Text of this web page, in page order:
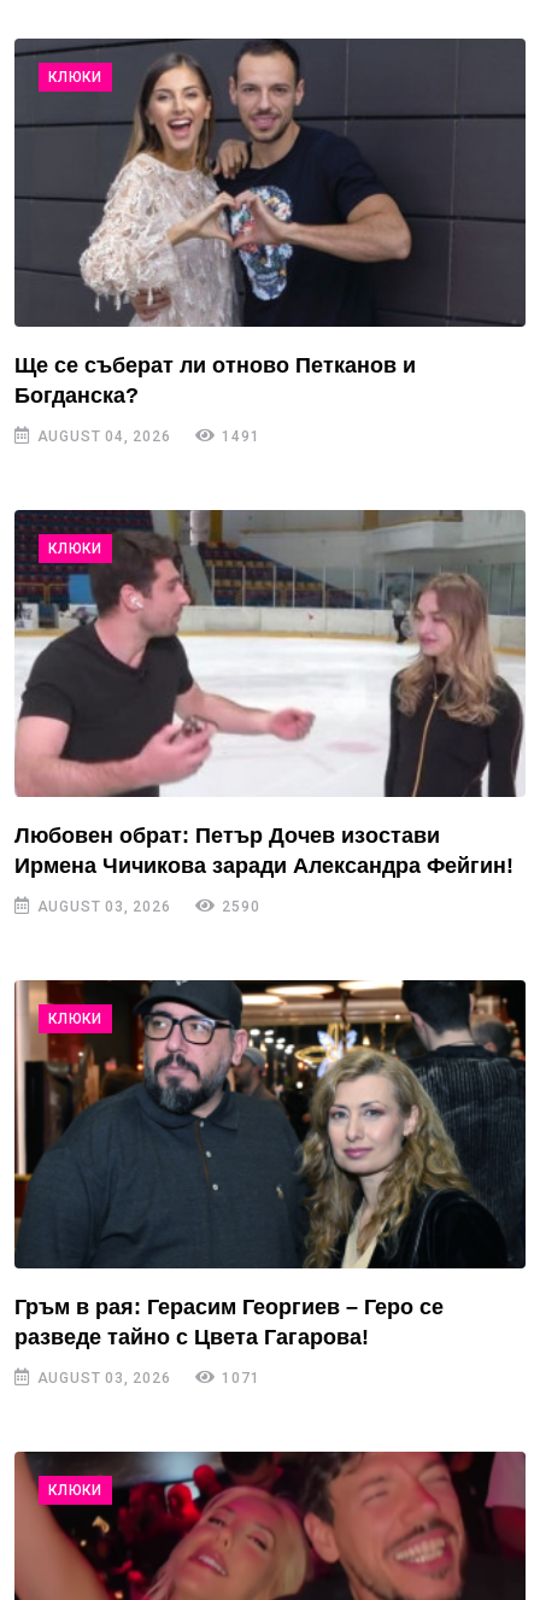
КЛЮКИ
Ще се съберат ли отново Петканов и
Богданска?
AUGUST 04, 2026 1491
КЛЮКИ
Любовен обрат: Петър Дочев изостави
Ирмена Чичикова заради Александра Фейгин!
AUGUST 03, 2026 2590
КЛЮКИ
Гръм в рая: Герасим Георгиев – Геро се
разведе тайно с Цвета Гагарова!
AUGUST 03, 2026 1071
КЛЮКИ